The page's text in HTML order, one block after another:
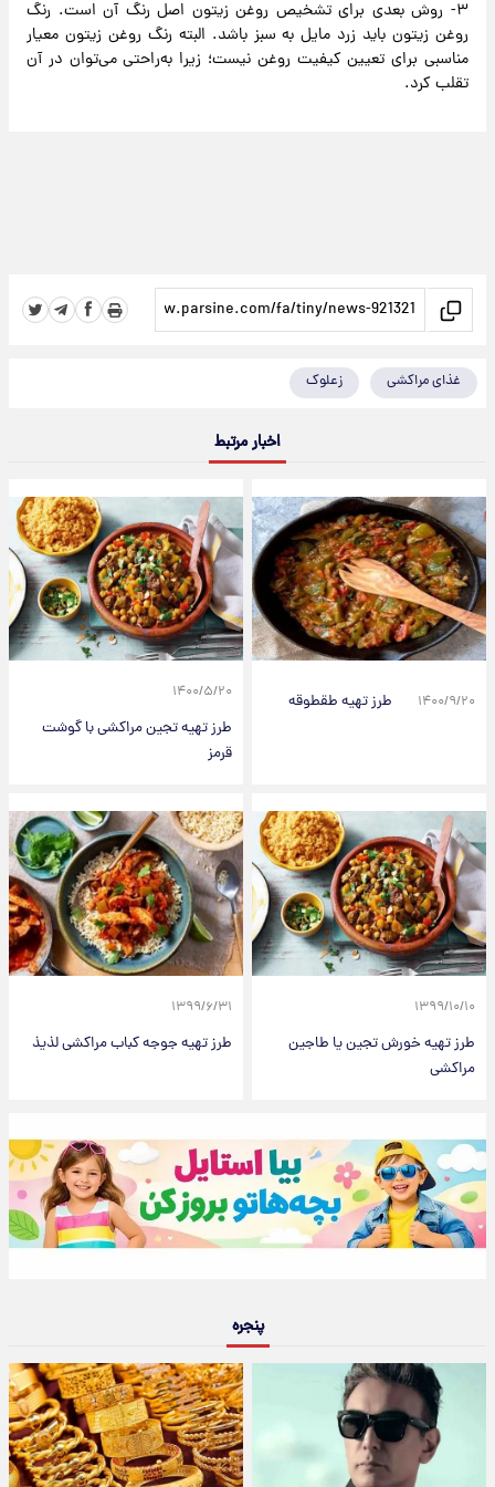
۳- روش بعدی برای تشخیص روغن زیتون اصل رنگ آن است. رنگ
روغن زیتون باید زرد مایل به سبز باشد. البته رنگ روغن زیتون معیار
مناسبی برای تعیین کیفیت روغن نیست؛ زیرا به‌راحتی می‌توان در آن
تقلب کرد.
غذای مراکشی زعلوک
اخبار مرتبط
۱۴۰۰/۹/۲۰ طرز تهیه طقطوقه ۱۴۰۰/۵/۲۰
طرز تهیه تجین مراکشی با گوشت
قرمز
۱۳۹۹/۱۰/۱۰
طرز تهیه خورش تجین یا طاجین
مراکشی
۱۳۹۹/۶/۳۱
طرز تهیه جوجه کباب مراکشی لذیذ
پنجره